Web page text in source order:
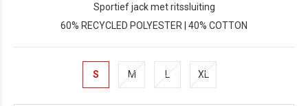
Sportief jack met ritssluiting
60% RECYCLED POLYESTER | 40% COTTON
S M L XL